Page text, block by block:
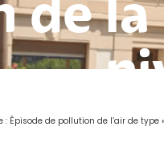
: Épisode de pollution de l’air de